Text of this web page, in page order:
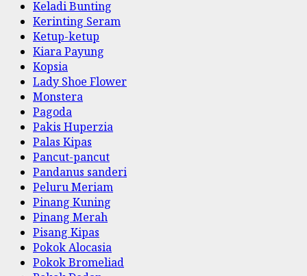
Keladi Bunting
Kerinting Seram
Ketup-ketup
Kiara Payung
Kopsia
Lady Shoe Flower
Monstera
Pagoda
Pakis Huperzia
Palas Kipas
Pancut-pancut
Pandanus sanderi
Peluru Meriam
Pinang Kuning
Pinang Merah
Pisang Kipas
Pokok Alocasia
Pokok Bromeliad